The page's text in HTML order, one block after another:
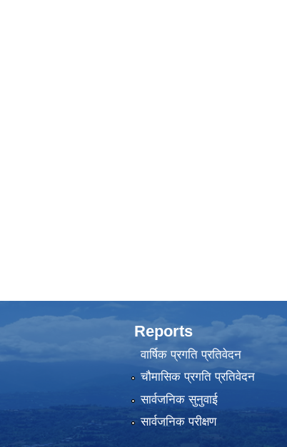
Reports
वार्षिक प्रगति प्रतिवेदन
चौमासिक प्रगति प्रतिवेदन
सार्वजनिक सुनुवाई
सार्वजनिक परीक्षण